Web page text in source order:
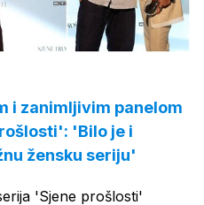
i zanimljivim panelom
'Bilo je i
žensku seriju'
'Sjene prošlosti'